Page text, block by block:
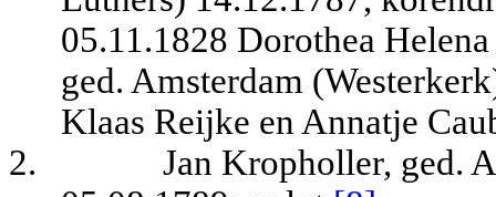
05.11.1828 Dorothea
ged. Amsterdam
Klaas Reijke en Annatje
2.
Jan Kropholler, ged.